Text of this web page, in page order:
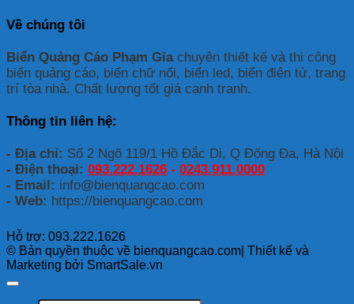
Về chúng tôi
Biển Quảng Cáo Phạm Gia chuyên thiết kế và thi công
biển quảng cáo, biển chữ nổi, biển led, biển điện tử, trang
trí tòa nhà. Chất lượng tốt giá cạnh tranh.
Thông tin liên hệ:
- Địa chỉ: Số 2 Ngõ 119/1 Hồ Đắc Di, Q Đống Đa, Hà Nội
- Điện thoại: 093.222.1626 - 0243.911.0000
- Email: info@bienquangcao.com
- Web: https://bienquangcao.com
Hỗ trợ: 093.222.1626
© Bản quyền thuộc về bienquangcao.com| Thiết kế và
Marketing bởi SmartSale.vn